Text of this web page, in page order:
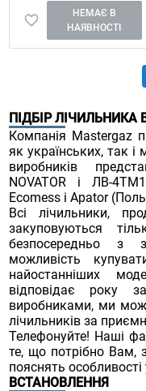
НЕМАЄ В
НАЯВНОСТІ
ПІДБІР ЛІЧИЛЬНИКА
Компанія Mastergaz
як українських, так
виробників
NOVATOR і ЛВ-
Ecomess і Apator
Всі лічильники,
закуповуються
безпосередньо з
можливість
найостанніших
відповідає року
виробниками, ми
лічильників за
Телефонуйте! Наші
те, що потрібно Вам,
пояснять
ВСТАНОВЛЕННЯ